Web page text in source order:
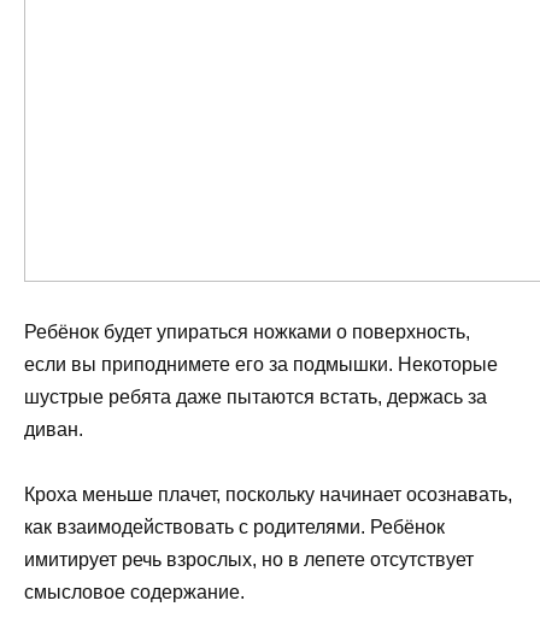
Ребёнок будет упираться ножками о поверхность,
если вы приподнимете его за подмышки. Некоторые
шустрые ребята даже пытаются встать, держась за
диван.
Кроха меньше плачет, поскольку начинает осознавать,
как взаимодействовать с родителями. Ребёнок
имитирует речь взрослых, но в лепете отсутствует
смысловое содержание.